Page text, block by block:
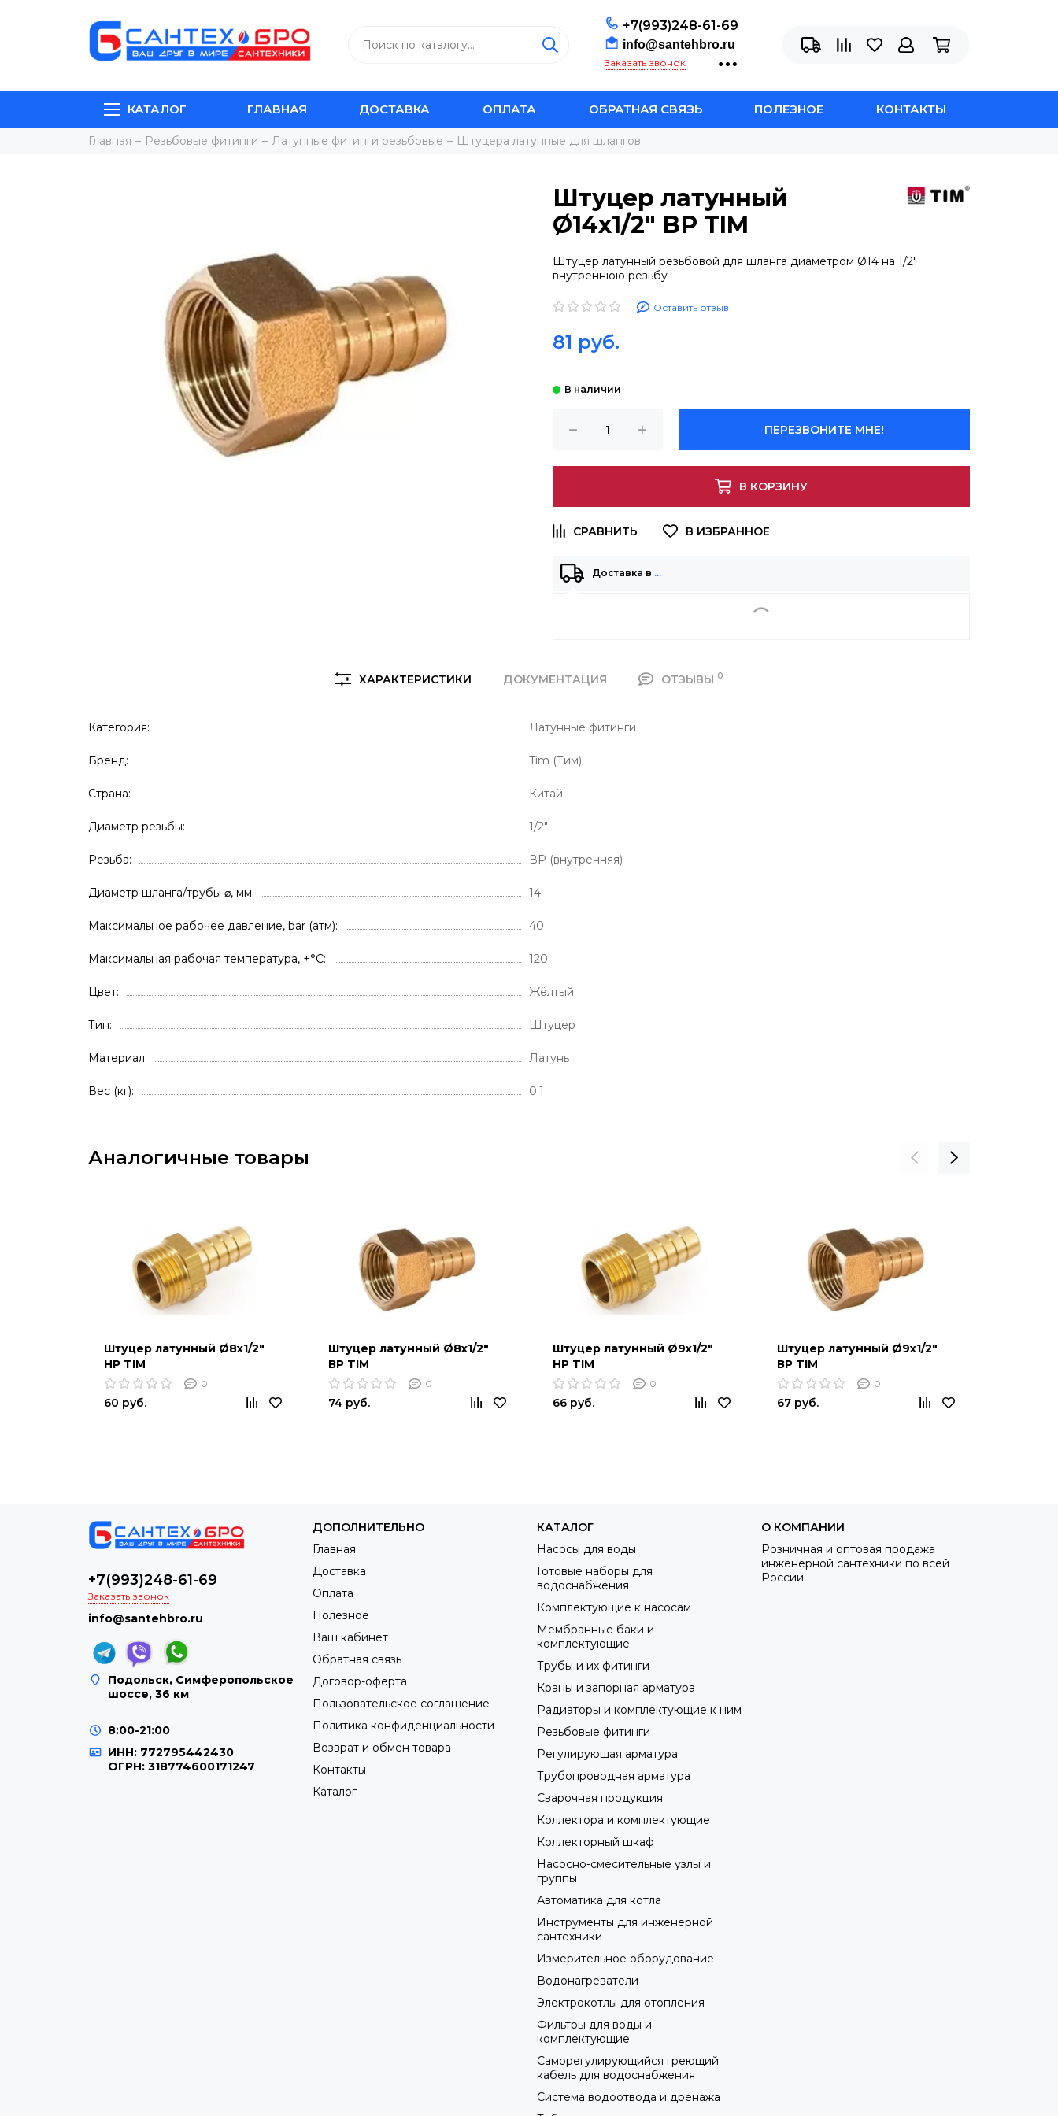
+7(993)248-61-69
info@santehbro.ru
Заказать звонок
КАТАЛОГ ГЛАВНАЯ ДОСТАВКА ОПЛАТА ОБРАТНАЯ СВЯЗЬ ПОЛЕЗНОЕ КОНТАКТЫ
Главная Резьбовые фитинги Латунные фитинги резьбовые Штуцера латунные для шлангов
Штуцер латунный
Ø14х1/2" ВР TIM
Штуцер латунный резьбовой для шланга диаметром Ø14 на 1/2"
внутреннюю резьбу
Оставить отзыв
81 руб.
ПЕРЕЗВОНИТЕ МНЕ!
В КОРЗИНУ
Доставка в …
ХАРАКТЕРИСТИКИ ДОКУМЕНТАЦИЯ ОТЗЫВЫ 0
Категория Латунные фитинги
Брeнд Tim (Тим)
Страна Китай
Диаметр резьбы 1/2"
Резьба ВР (внутренняя)
Диаметр шланга/трубы ⌀, мм 14
Максимальное рабочее давление, bar (атм) 40
Максимальная рабочая температура, +°С 120
Цвет Жёлтый
Тип Штуцер
Материал Латунь
Вес (кг) 0.1
Аналогичные товары
Штуцер латунный Ø8х1/2"
НР TIM
0
60 руб.
Штуцер латунный Ø8х1/2"
ВР TIM
0
74 руб.
Штуцер латунный Ø9х1/2"
НР TIM
0
66 руб.
Штуцер латунный Ø9х1/2"
ВР TIM
0
67 руб.
+7(993)248-61-69
Заказать звонок
info@santehbro.ru
Подольск, Симферопольское
шоссе, 36 км
8:00-21:00
ИНН: 772795442430
ОГРН: 318774600171247
ДОПОЛНИТЕЛЬНО
Главная
Доставка
Оплата
Полезное
Ваш кабинет
Обратная связь
Договор-оферта
Пользовательское соглашение
Политика конфиденциальности
Возврат и обмен товара
Контакты
Каталог
КАТАЛОГ
Насосы для воды
Готовые наборы для
водоснабжения
Комплектующие к насосам
Мембранные баки и
комплектующие
Трубы и их фитинги
Краны и запорная арматура
Радиаторы и комплектующие к ним
Резьбовые фитинги
Регулирующая арматура
Трубопроводная арматура
Сварочная продукция
Коллектора и комплектующие
Коллекторный шкаф
Насосно-смесительные узлы и
группы
Автоматика для котла
Инструменты для инженерной
сантехники
Измерительное оборудование
Водонагреватели
Электрокотлы для отопления
Фильтры для воды и
комплектующие
Саморегулирующийся греющий
кабель для водоснабжения
Система водоотвода и дренажа
О КОМПАНИИ
Розничная и оптовая продажа
инженерной сантехники по всей
России